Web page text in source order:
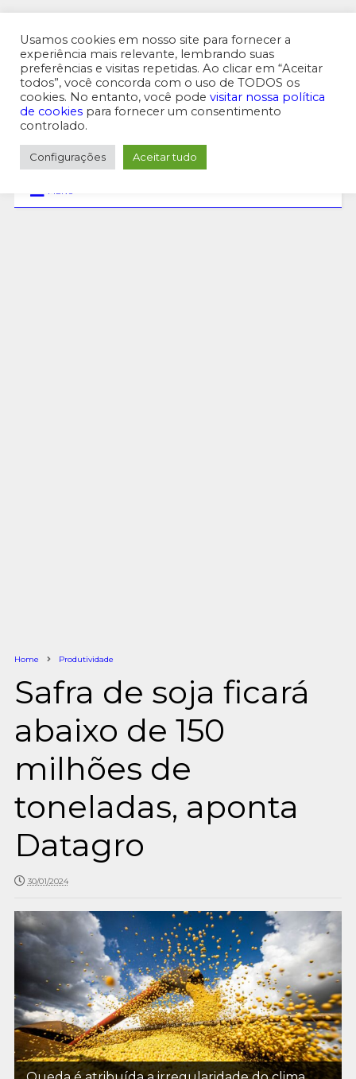
MENU
Home Produtividade
Safra de soja ficará
abaixo de 150
milhões de
toneladas, aponta
Datagro
30/01/2024
Usamos cookies em nosso site para fornecer a
experiência mais relevante, lembrando suas
preferências e visitas repetidas. Ao clicar em “Aceitar
todos”, você concorda com o uso de TODOS os
cookies. No entanto, você pode visitar nossa política
de cookies para fornecer um consentimento
controlado.
Configurações Aceitar tudo